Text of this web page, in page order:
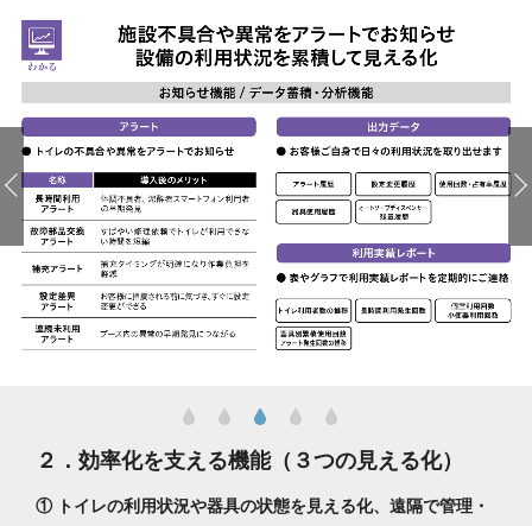
２．効率化を支える機能（３つの見える化）
① トイレの利用状況や器具の状態を見える化、遠隔で管理・